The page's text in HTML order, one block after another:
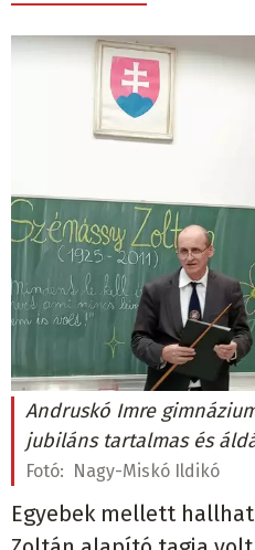
Andruskó Imre
jubiláns tartalmas és
Fotó: Nagy-Miskó Ildikó
Egyebek mellett